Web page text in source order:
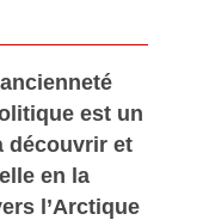
est un
découvrir et
en la
l’Arctique